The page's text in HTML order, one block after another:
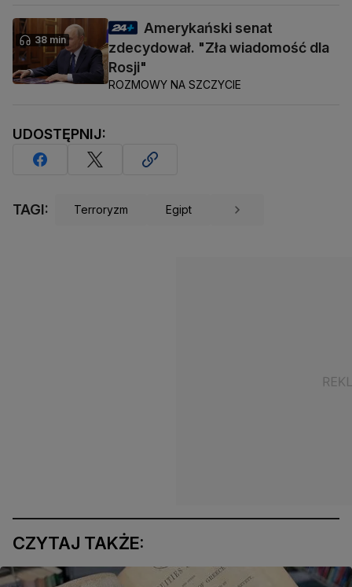
38 min
Amerykański senat
zdecydował. "Zła wiadomość dla
Rosji"
ROZMOWY NA SZCZYCIE
UDOSTĘPNIJ:
TAGI: Terroryzm Egipt
CZYTAJ TAKŻE: